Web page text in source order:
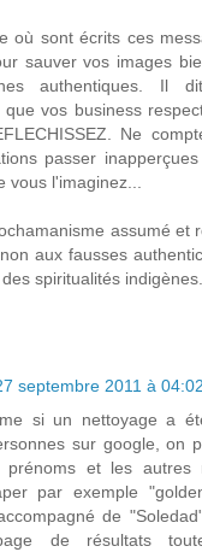
où sont écrits ces
sauver vos images
authentiques. Il
que vos business
Ne
passer
vous l'imaginez...
assumé et
aux fausses
spiritualités indigènes.
septembre 2011 à 04:02
si un nettoyage a
sur google, on
prénoms et les autres
par exemple
de
de résultats